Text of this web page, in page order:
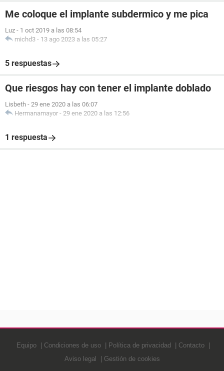
Me coloque el implante subdermico y me pica
Luz - 1 oct 2019 a las 08:54
michd3 - 13 ago 2023 a las 05:27
5 respuestas
Que riesgos hay con tener el implante doblado
Lisbeth - 29 ene 2020 a las 06:07
Hermanamayor - 29 ene 2020 a las 12:56
1 respuesta
Equipo Condiciones de uso Política de privacidad
Contacto
Aviso legal
Gestión de cookies